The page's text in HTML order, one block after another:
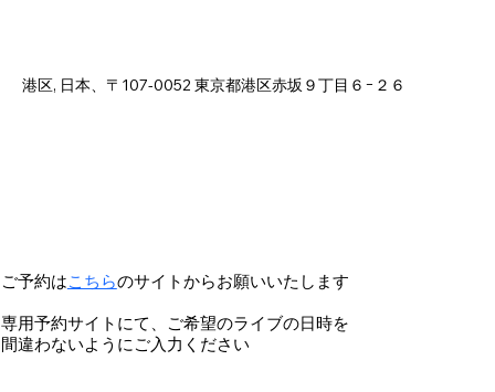
ご予約はこちらのサイトからお願いいたします
専用予約サイトにて、ご希望のライブの日時を
間違わないようにご入力ください
港区, 日本、〒107-0052 東京都港区赤坂９丁目６−２６